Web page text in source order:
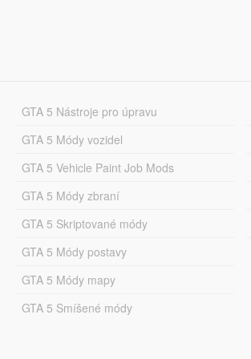
GTA 5 Nástroje pro úpravu
GTA 5 Módy vozidel
GTA 5 Vehicle Paint Job Mods
GTA 5 Módy zbraní
GTA 5 Skriptované módy
GTA 5 Módy postavy
GTA 5 Módy mapy
GTA 5 Smíšené módy